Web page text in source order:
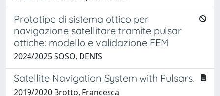
Prototipo di sistema ottico per
navigazione satellitare tramite pulsar
ottiche: modello e validazione FEM
2024/2025 SOSO, DENIS
Satellite Navigation System with Pulsars.
2019/2020 Brotto, Francesca